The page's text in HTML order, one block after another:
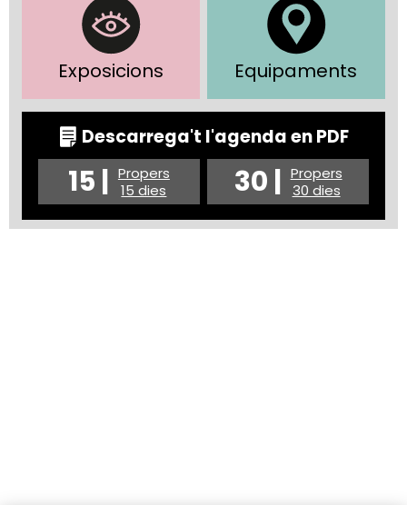
Exposicions Equipaments
Descarrega't l'agenda en PDF
15 | Propers
15 dies
30 | Propers
30 dies